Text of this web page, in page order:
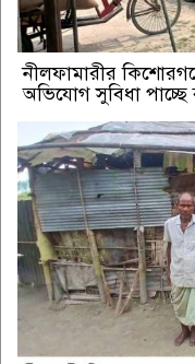
নীলফামারীর
অভিযোগ সুবিধা পাচ্ছে